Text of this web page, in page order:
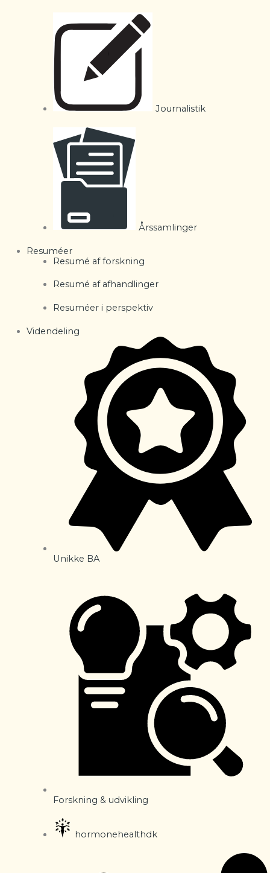
Journalistik
Årssamlinger
Resuméer
Resumé af forskning
Resumé af afhandlinger
Resuméer i perspektiv
Videndeling
Unikke BA
Forskning & udvikling
hormonehealthdk